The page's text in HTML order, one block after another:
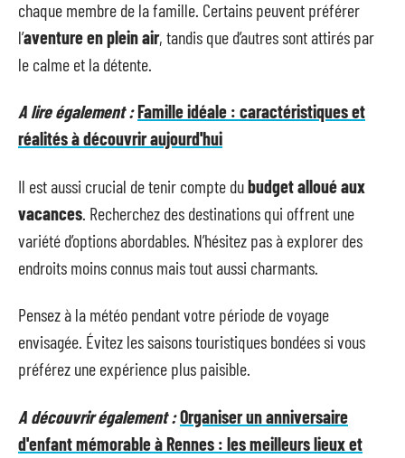
chaque membre de la famille. Certains peuvent préférer
l’aventure en plein air, tandis que d’autres sont attirés par
le calme et la détente.
A lire également :Famille idéale : caractéristiques et
réalités à découvrir aujourd'hui
Il est aussi crucial de tenir compte dubudget alloué aux
vacances . Recherchez des destinations qui offrent une
variété d’options abordables. N’hésitez pas à explorer des
endroits moins connus mais tout aussi charmants.
Pensez à la météo pendant votre période de voyage
envisagée. Évitez les saisons touristiques bondées si vous
préférez une expérience plus paisible.
A découvrir également :Organiser un anniversaire
d'enfant mémorable à Rennes : les meilleurs lieux et